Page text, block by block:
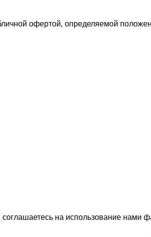
офертой, определяемой
на использование нами